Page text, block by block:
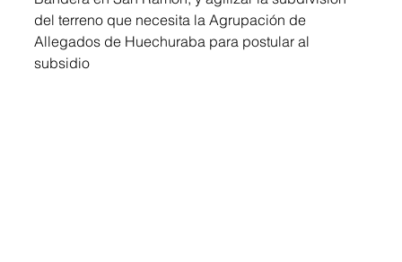
del terreno que necesita la Agrupación de
Allegados de Huechuraba para postular al
subsidio